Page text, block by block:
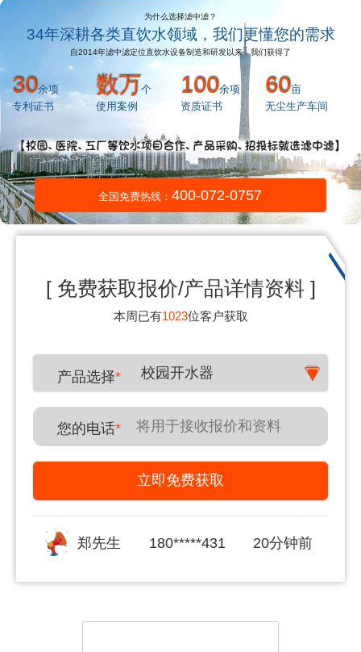
为什么选择滤中滤？
34年深耕各类直饮水领域，我们更懂您的需求
自2014年滤中滤定位直饮水设备制造和研发以来，我们获得了
30余项
专利证书
数万个
使用案例
100余项
资质证书
60亩
无尘生产车间
全国免费热线：400-072-0757
[ 免费获取报价/产品详情资料 ]
本周已有1023位客户获取
产品选择* 校园开水器
您的电话*
立即免费获取
郑先生 180*****431
20分钟前